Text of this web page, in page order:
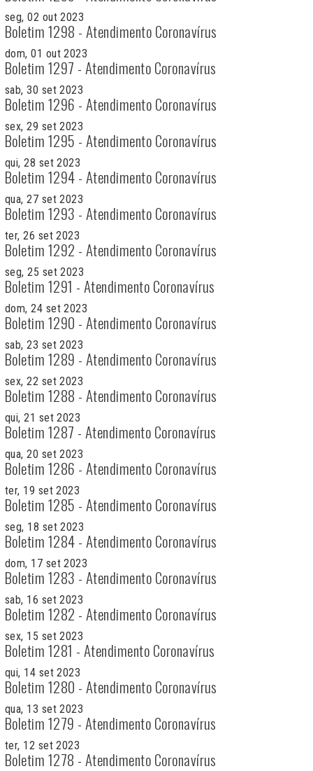
seg, 02 out 2023
Boletim 1298 - Atendimento Coronavírus
dom, 01 out 2023
Boletim 1297 - Atendimento Coronavírus
sab, 30 set 2023
Boletim 1296 - Atendimento Coronavírus
sex, 29 set 2023
Boletim 1295 - Atendimento Coronavírus
qui, 28 set 2023
Boletim 1294 - Atendimento Coronavírus
qua, 27 set 2023
Boletim 1293 - Atendimento Coronavírus
ter, 26 set 2023
Boletim 1292 - Atendimento Coronavírus
seg, 25 set 2023
Boletim 1291 - Atendimento Coronavírus
dom, 24 set 2023
Boletim 1290 - Atendimento Coronavírus
sab, 23 set 2023
Boletim 1289 - Atendimento Coronavírus
sex, 22 set 2023
Boletim 1288 - Atendimento Coronavírus
qui, 21 set 2023
Boletim 1287 - Atendimento Coronavírus
qua, 20 set 2023
Boletim 1286 - Atendimento Coronavírus
ter, 19 set 2023
Boletim 1285 - Atendimento Coronavírus
seg, 18 set 2023
Boletim 1284 - Atendimento Coronavírus
dom, 17 set 2023
Boletim 1283 - Atendimento Coronavírus
sab, 16 set 2023
Boletim 1282 - Atendimento Coronavírus
sex, 15 set 2023
Boletim 1281 - Atendimento Coronavírus
qui, 14 set 2023
Boletim 1280 - Atendimento Coronavírus
qua, 13 set 2023
Boletim 1279 - Atendimento Coronavírus
ter, 12 set 2023
Boletim 1278 - Atendimento Coronavírus